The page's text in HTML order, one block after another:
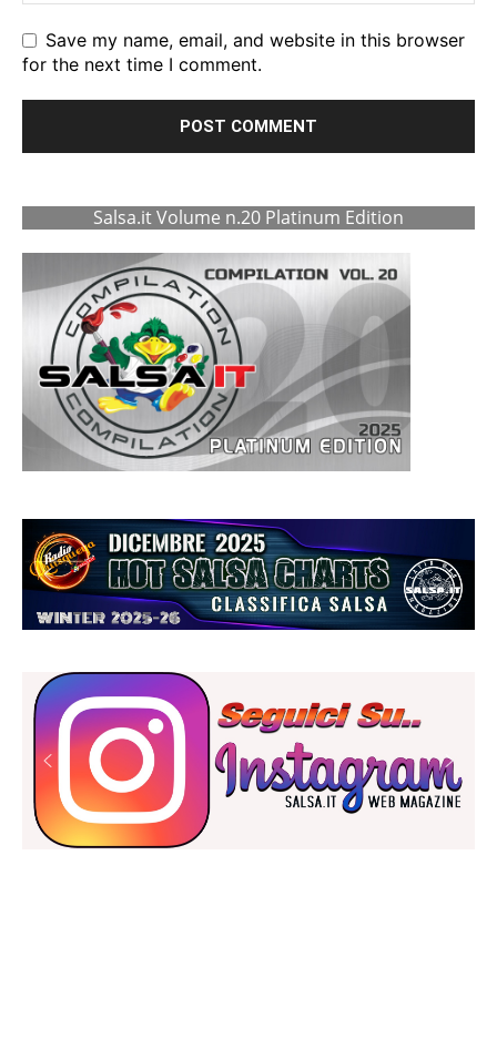
Save my name, email, and website in this browser
for the next time I comment.
Salsa.it Volume n.20 Platinum Edition